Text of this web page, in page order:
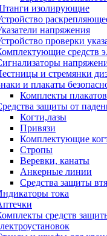
изолирующие
напряжения
проверки
средств
и стремянки
и плакаты
Комплекты плакатов
защиты от
Когти,лазы
Привязи
Комплектующие
Стропы
Веревки, канаты
Анкерные линии
Средства защиты
тока
средств